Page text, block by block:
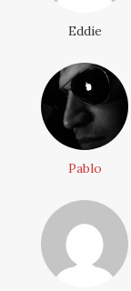
Eddie
Pablo